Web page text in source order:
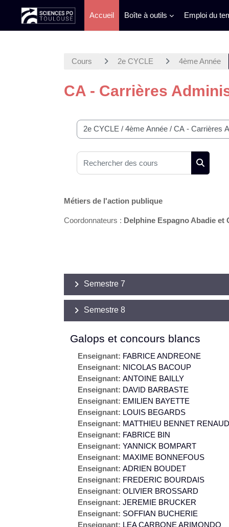
Accueil Boîte à outils Emploi du
Cours 2e CYCLE 4ème Année
CA - Carrières
Catégories de cours
Rechercher des cours
Métiers de l'action publique
Coordonnateurs : Delphine Espagno Abadie et
Semestre 7
Semestre 8
Galops et concours blancs
Enseignant: FABRICE ANDREONE
Enseignant: NICOLAS BACOUP
Enseignant: ANTOINE BAILLY
Enseignant: DAVID BARBASTE
Enseignant: EMILIEN BAYETTE
Enseignant: LOUIS BEGARDS
Enseignant: MATTHIEU BENNET
Enseignant: FABRICE BIN
Enseignant: YANNICK BOMPART
Enseignant: MAXIME BONNEFOUS
Enseignant: ADRIEN BOUDET
Enseignant: FREDERIC BOURDAIS
Enseignant: OLIVIER BROSSARD
Enseignant: JEREMIE BRUCKER
Enseignant: SOFFIAN BUCHERIE
Enseignant: LEA CARBONE ARIMONDO